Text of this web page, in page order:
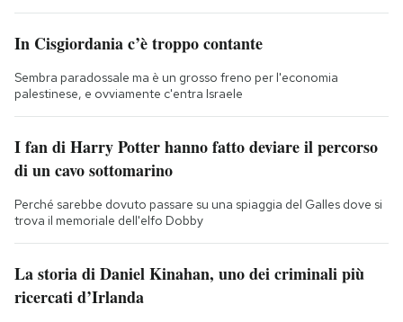
In Cisgiordania c’è troppo contante
Sembra paradossale ma è un grosso freno per l'economia
palestinese, e ovviamente c'entra Israele
I fan di Harry Potter hanno fatto deviare il percorso
di un cavo sottomarino
Perché sarebbe dovuto passare su una spiaggia del Galles dove si
trova il memoriale dell'elfo Dobby
La storia di Daniel Kinahan, uno dei criminali più
ricercati d’Irlanda